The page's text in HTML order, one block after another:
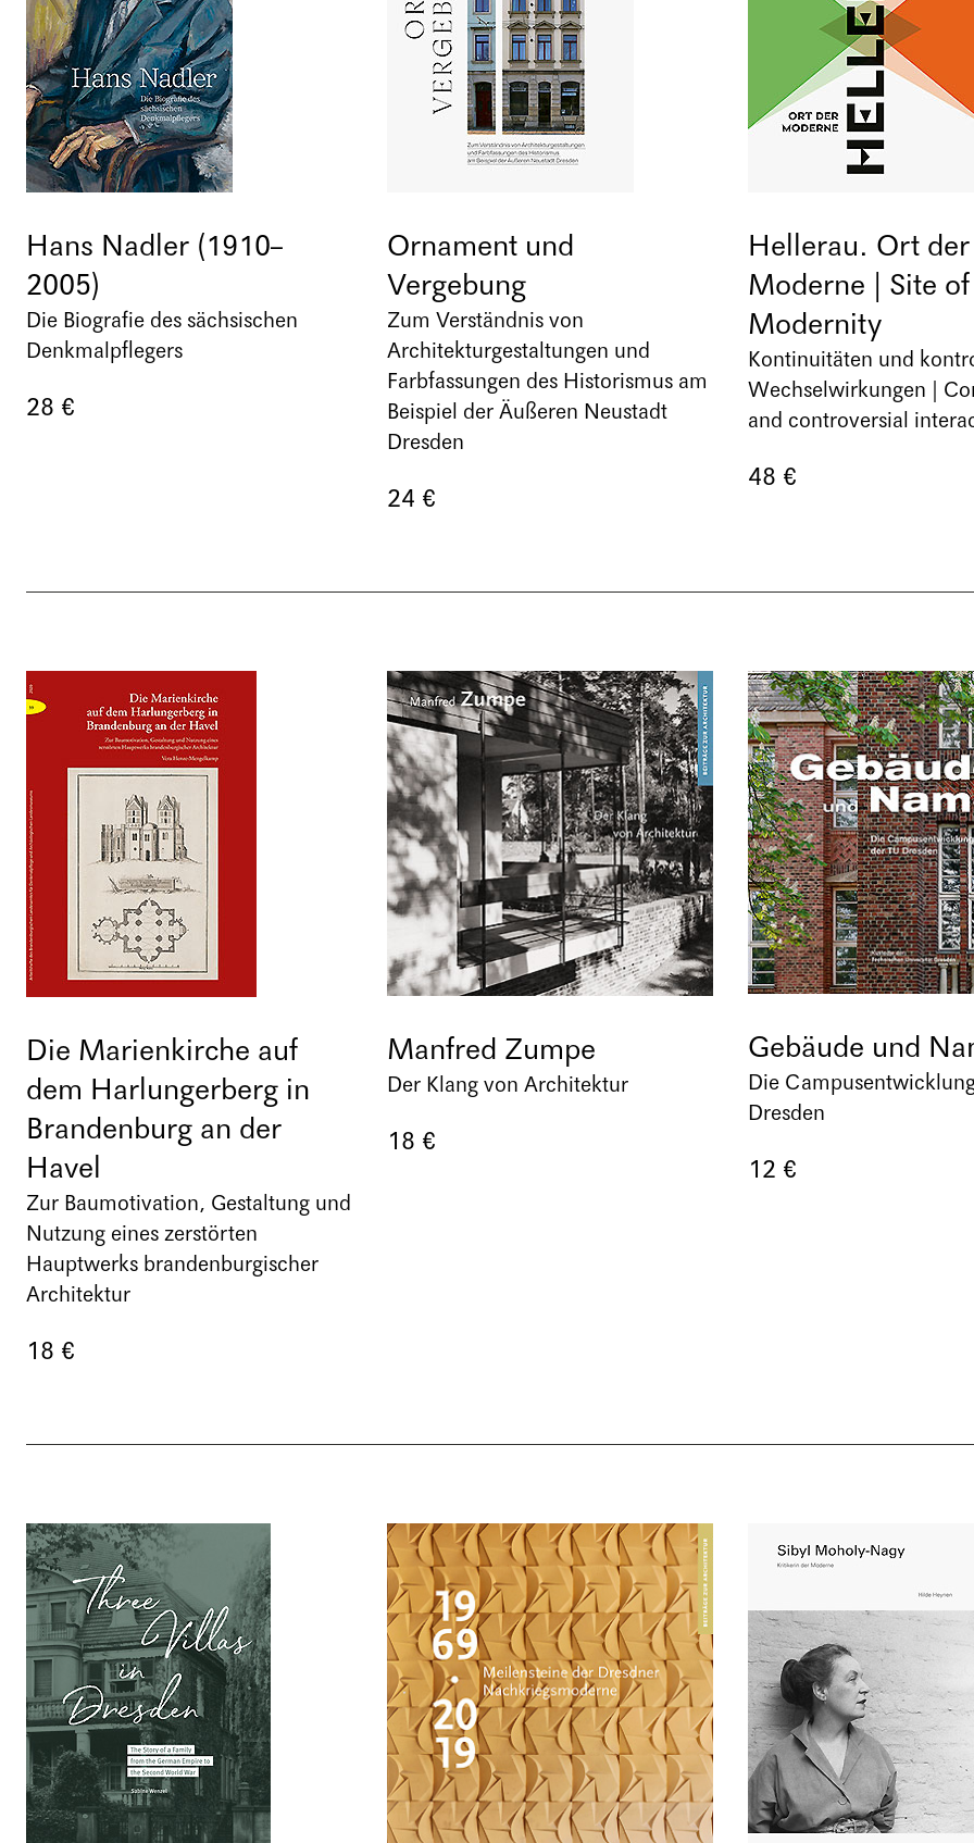
Hans Nadler (1910–
2005)
Die Biografie des sächsischen
Denkmalpflegers
28 €
Ornament und
Vergebung
Zum Verständnis von
Architekturgestaltungen und
Farbfassungen des Historismus am
Beispiel der Äußeren Neustadt
Dresden
24 €
Hellerau. Ort der
Moderne | Site of
Modernity
Kontinuitäten und
Wechselwirkungen |
and controversial
48 €
Die Marienkirche auf
dem Harlungerberg in
Brandenburg an der
Havel
Zur Baumotivation, Gestaltung und
Nutzung eines zerstörten
Hauptwerks brandenburgischer
Architektur
18 €
Manfred Zumpe
Der Klang von Architektur
18 €
Gebäude und
Die
Dresden
12 €